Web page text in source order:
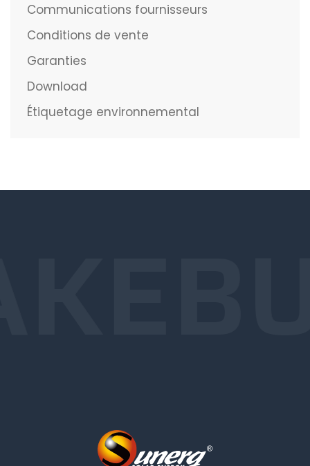
Communications fournisseurs
Conditions de vente
Garanties
Download
Étiquetage environnemental